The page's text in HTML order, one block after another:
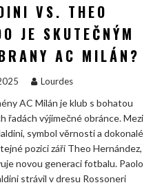
VS. THEO
JE SKUTEČNÝM
AC MILÁN?
Lourdes
AC Milán je klub s bohatou
řadách výjimečné obránce. Mezi
symbol věrnosti a dokonalé
pozici září Theo Hernández,
novou generaci fotbalu. Paolo
strávil v dresu Rossoneri